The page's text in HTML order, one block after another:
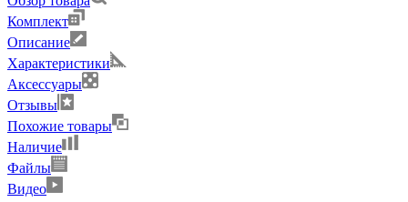
Комплект
Описание
Характеристики
Аксессуары
Отзывы
Похожие товары
Наличие
Файлы
Видео